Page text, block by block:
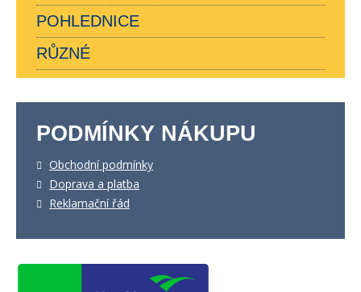
POHLEDNICE
RŮZNÉ
PODMÍNKY NÁKUPU
Obchodní podmínky
Doprava a platba
Reklamační řád